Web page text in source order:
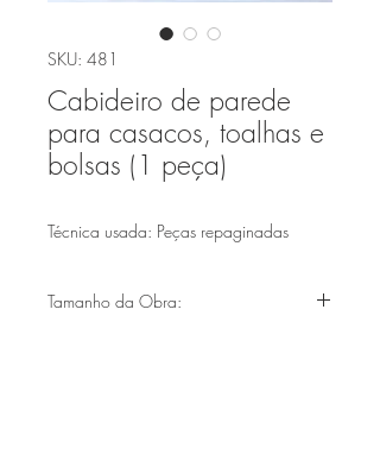
SKU: 481
Cabideiro de parede
para casacos, toalhas e
bolsas (1 peça)
Técnica usada: Peças repaginadas
Tamanho da Obra: